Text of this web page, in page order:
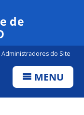
Canais
de
Administradores do Site
MENU